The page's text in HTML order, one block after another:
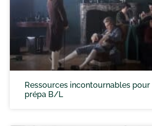
Ressources incontournables pour
prépa B/L